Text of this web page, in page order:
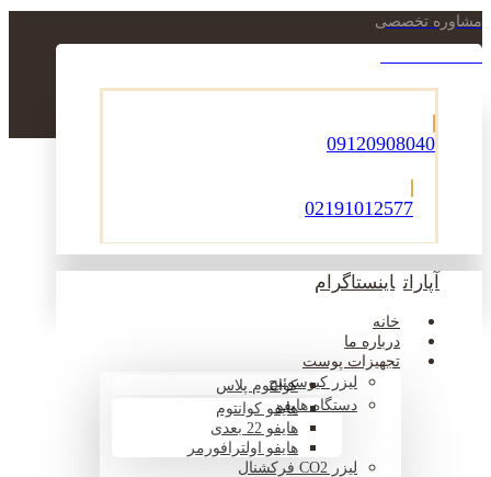
مشاوره تخصصی
09120908040
02191012577
آپارات اینستاگرام
خانه
درباره ما
تجهیزات پوست
لیزر کیوسوئیچکوانتوم پلاس
دستگاه هایفوهایفو کوانتوم
هایفو 22 بعدی
هایفو اولترافورمر
لیزر CO2 فرکشنال